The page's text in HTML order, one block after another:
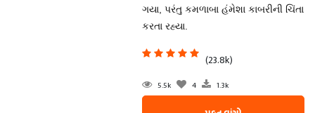
ગયા, પરંતુ કમળાબા હંમેશા કાબરીની ચિંતા
કરતા રહ્યા.
(23.8k)
5.5k 4 1.3k